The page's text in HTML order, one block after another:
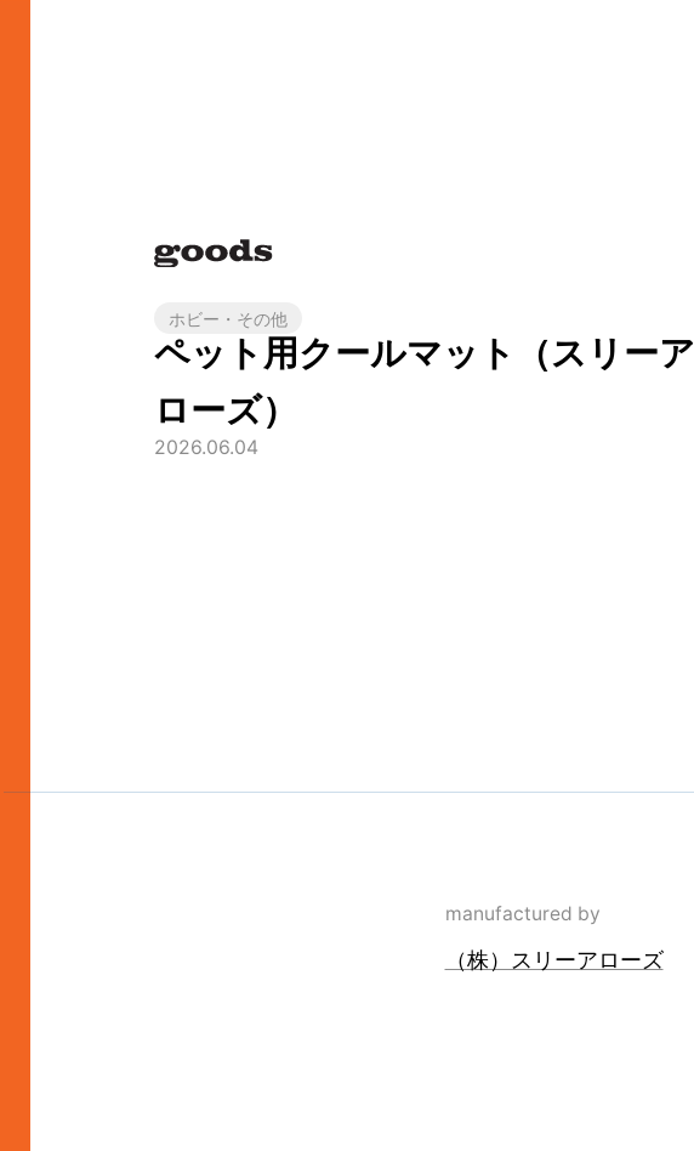
ホビー・その他
ペット用クールマット（スリーア
ローズ）
2026.06.04
manufactured by
（株）スリーアローズ